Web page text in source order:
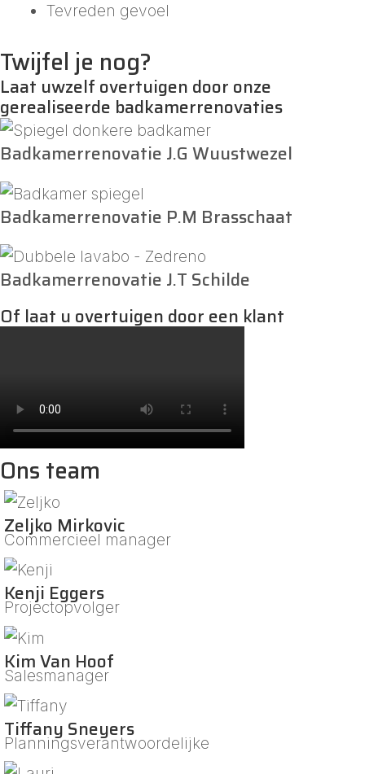
Tevreden gevoel
Twijfel je nog?
Laat uwzelf overtuigen door onze
gerealiseerde badkamerrenovaties
Badkamerrenovatie J.G Wuustwezel
Badkamerrenovatie P.M Brasschaat
Badkamerrenovatie J.T Schilde
Of laat u overtuigen door een klant
Ons team
Zeljko Mirkovic
Commercieel manager
Kenji Eggers
Projectopvolger
Kim Van Hoof
Salesmanager
Tiffany Sneyers
Planningsverantwoordelijke